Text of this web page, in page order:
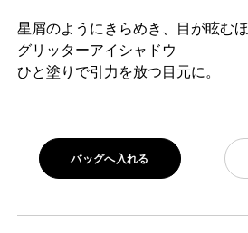
星屑のようにきらめき、目が眩む
グリッターアイシャドウ
ひと塗りで引力を放つ目元に。
バッグへ入れる